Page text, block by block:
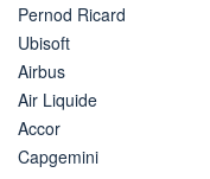
Pernod Ricard
Ubisoft
Airbus
Air Liquide
Accor
Capgemini